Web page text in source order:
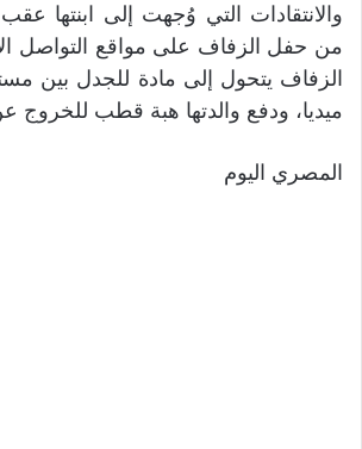
والانتقادات التي وُجهت إلى ابنتها
من حفل الزفاف على مواقع التواصل
الزفاف يتحول إلى مادة للجدل بين
ميديا، ودفع والدتها هبة قطب للخروج
المصري اليوم